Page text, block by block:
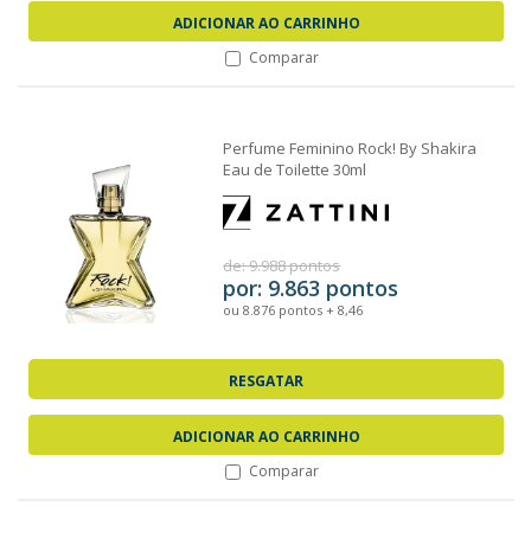
ADICIONAR AO CARRINHO
Comparar
Perfume Feminino Rock! By Shakira
Eau de Toilette 30ml
de: 9.988 pontos
por: 9.863 pontos
ou 8.876 pontos + 8,46
RESGATAR
ADICIONAR AO CARRINHO
Comparar